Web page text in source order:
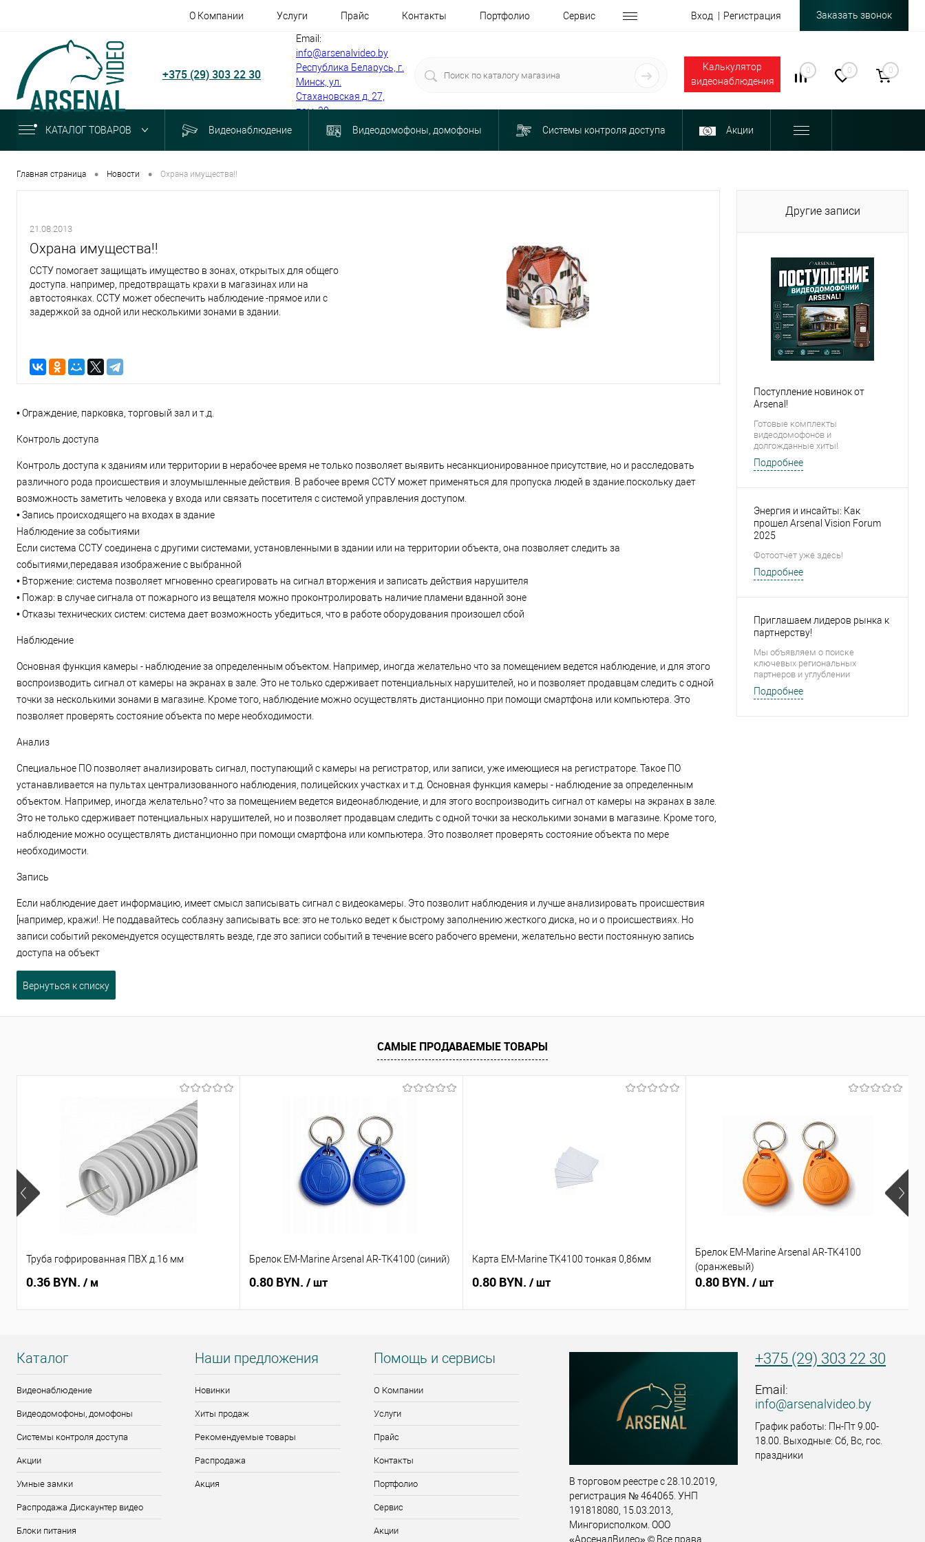
О Компании Услуги Прайс Контакты Портфолио Сервис Вход Регистрация Заказать звонок
+375 (29) 303 22 30
Email:
info@arsenalvideo.by
Республика Беларусь, г.
Минск, ул.
Стахановская д. 27,
пом. 30
Калькулятор
видеонаблюдения
0 0 0
КАТАЛОГ ТОВАРОВ Видеонаблюдение Видеодомофоны, домофоны Системы контроля доступа Акции
Главная страница • Новости • Охрана имущества!!
21.08.2013
Охрана имущества!!
ССТУ помогает защищать имущество в зонах, открытых для общего
доступа. например, предотвращать крахи в магазинах или на
автостоянках. ССТУ может обеспечить наблюдение -прямое или с
задержкой за одной или несколькими зонами в здании.
• Ограждение, парковка, торговый зал и т.д.
Контроль доступа
Контроль доступа к зданиям или территории в нерабочее время не только позволяет выявить несанкционированное присутствие, но и расследовать
различного рода происшествия и злоумышленные действия. В рабочее время ССТУ может применяться для пропуска людей в здание.поскольку дает
возможность заметить человека у входа или связать посетителя с системой управления доступом.
• Запись происходящего на входах в здание
Наблюдение за событиями
Если система ССТУ соединена с другими системами, установленными в здании или на территории объекта, она позволяет следить за
событиями,передавая изображение с выбранной
• Вторжение: система позволяет мгновенно среагировать на сигнал вторжения и записать действия нарушителя
• Пожар: в случае сигнала от пожарного из вещателя можно проконтролировать наличие пламени вданной зоне
• Отказы технических систем: система дает возможность убедиться, что в работе оборудования произошел сбой
Наблюдение
Основная функция камеры - наблюдение за определенным объектом. Например, иногда желательно что за помещением ведется наблюдение, и для этого
воспроизводить сигнал от камеры на экранах в зале. Это не только сдерживает потенциальных нарушителей, но и позволяет продавцам следить с одной
точки за несколькими зонами в магазине. Кроме того, наблюдение можно осуществлять дистанционно при помощи смартфона или компьютера. Это
позволяет проверять состояние объекта по мере необходимости.
Анализ
Специальное ПО позволяет анализировать сигнал, поступающий с камеры на регистратор, или записи, уже имеющиеся на регистраторе. Такое ПО
устанавливается на пультах централизованного наблюдения, полицейских участках и т.д. Основная функция камеры - наблюдение за определенным
объектом. Например, иногда желательно? что за помещением ведется видеонаблюдение, и для этого воспроизводить сигнал от камеры на экранах в зале.
Это не только сдерживает потенциальных нарушителей, но и позволяет продавцам следить с одной точки за несколькими зонами в магазине. Кроме того,
наблюдение можно осуществлять дистанционно при помощи смартфона или компьютера. Это позволяет проверять состояние объекта по мере
необходимости.
Запись
Если наблюдение дает информацию, имеет смысл записывать сигнал с видеокамеры. Это позволит наблюдения и лучше анализировать происшествия
[например, кражи!. Не поддавайтесь соблазну записывать все: это не только ведет к быстрому заполнению жесткого диска, но и о происшествиях. Но
записи событий рекомендуется осуществлять везде, где это записи событий в течение всего рабочего времени, желательно вести постоянную запись
доступа на объект
Вернуться к списку
Другие записи
Поступление новинок от
Arsenal!
Готовые комплекты
видеодомофонов и
долгожданные хиты!
Подробнее
Энергия и инсайты: Как
прошел Arsenal Vision Forum
2025
Фотоотчет уже здесь!
Подробнее
Приглашаем лидеров рынка к
партнерству!
Мы объявляем о поиске
ключевых региональных
партнеров и углублении
сотрудничества в Минске на
эксклюзивных условиях. Мы
основанные на вашем росте.
Подробнее
САМЫЕ ПРОДАВАЕМЫЕ ТОВАРЫ
Труба гофрированная ПВХ д.16 мм
0.36 BYN. / м
Брелок EM-Marine Arsenal AR-TK4100 (синий)
0.80 BYN. / шт
Карта EM-Marine TK4100 тонкая 0,86мм
0.80 BYN. / шт
Брелок EM-Marine Arsenal AR-TK4100
(оранжевый)
0.80 BYN. / шт
Каталог
Видеонаблюдение
Видеодомофоны, домофоны
Системы контроля доступа
Акции
Умные замки
Распродажа Дискаунтер видео
Блоки питания
Наши предложения
Новинки
Хиты продаж
Рекомендуемые товары
Распродажа
Акция
Помощь и сервисы
О Компании
Услуги
Прайс
Контакты
Портфолио
Сервис
Акции
В торговом реестре с 28.10.2019,
регистрация № 464065. УНП
191818080, 15.03.2013,
Мингорисполком. ООО
«АрсеналВидео» © Все права
+375 (29) 303 22 30
Email:
info@arsenalvideo.by
График работы: Пн-Пт 9.00-
18.00. Выходные: Сб, Вс, гос.
праздники